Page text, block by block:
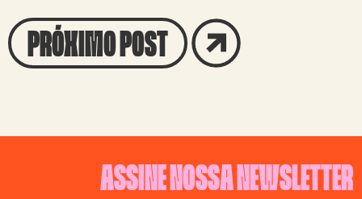
PRÓXIMO POST
ASSINE NOSSA NEWSLETTER